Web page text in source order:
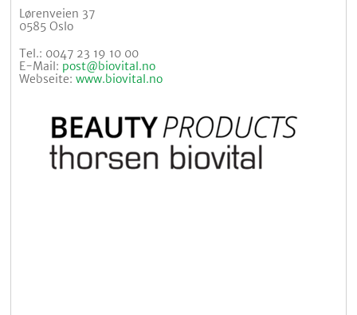
Lørenveien 37
0585 Oslo
Tel.: 0047 23 19 10 00
E-Mail: post@biovital.no
Webseite:www.biovital.no